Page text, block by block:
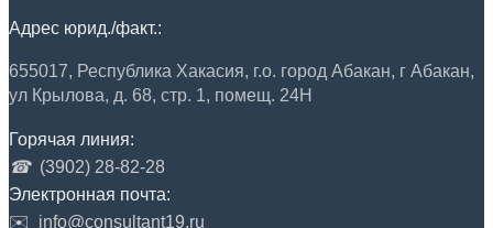
Адрес юрид./факт.:
655017, Республика Хакасия, г.о. город Абакан, г Абакан,
ул Крылова, д. 68, стр. 1, помещ. 24Н
Горячая линия:
☎ (3902) 28-82-28
Электронная почта:
✉️
info@consultant19.ru